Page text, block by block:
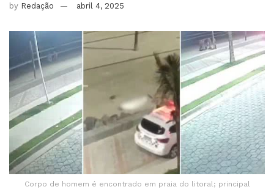
by Redação abril 4, 2025
Corpo de homem é encontrado em praia do litoral; principal